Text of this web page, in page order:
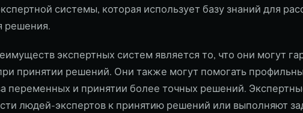
системы, которая использует базу знаний для
решения.
экспертных систем является то, что они могут
принятии решений. Они также могут помогать
переменных и принятии более точных решений.
людей-экспертов к принятию решений или выполняют